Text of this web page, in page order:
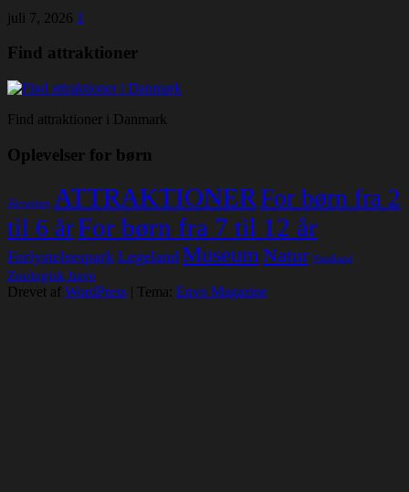
juli 7, 2026 1
Find attraktioner
Find attraktioner i Danmark
Oplevelser for børn
Akvarium ATTRAKTIONERFor børn fra 2
til 6 årFor børn fra 7 til 12 år
Forlystelsespark Legeland Museum Natur Vandland
Zoologisk have
Drevet af WordPress | Tema: Envo Magazine